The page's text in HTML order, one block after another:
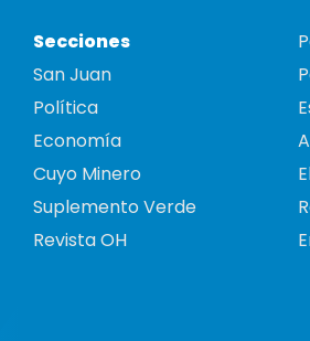
Secciones
San Juan
Política
Economía
Cuyo Minero
Suplemento Verde
Revista OH